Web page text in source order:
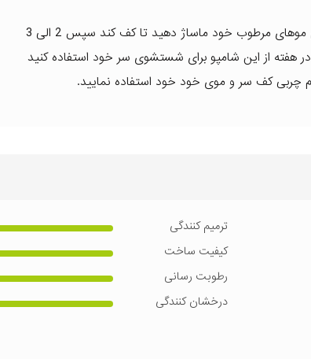
برای استفاده درست از این محصول و گرفتن بهترین نتیجه، مقدار کافی از شامپو را روی موهای مرطوب خود ماساژ دهید تا کف کند سپس 2 الی 3
را روی مو نگهداشته در نهایت آبکشی نمایید. توصیه میکنیم که 2 الی 3 بار در هفته از این شامپو برای شستشوی سر خود استفاده کنید
چربی کف سر و موی خود خود استفاده نمایید.
ترمیم کنندگی
کیفیت ساخت
رطوبت رسانی
درخشان کنندگی